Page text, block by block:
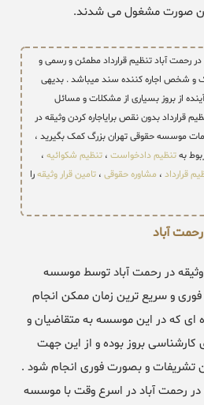
صورت مشغول می شدند.
در رحمت آباد تنظیم قرارداد مطمئن و رسمی و
شخص اجاره کننده سند میباشد . بدیهی
از بروز بسیاری از مشکلات و مسائل
قرارداد بدون نقص برایاجاره کردن وثیقه در
موسسه حقوقی تهران بزرگ کمک بگیرید ،
بهتنظیم دادخواست ، تنظیم شکوائیه ،
قرارداد ، مشاوره حقوقی ، تامین قرار وثیقهرا
آباد
وثیقه در رحمت آباد توسط موسسه
و سریع ترین زمان ممکن انجام
ای که در این موسسه به متقاضیان و
کارشناسی بروز بوده و از این جهت
تشریفات و بصورت فوری انجام شود .
در رحمت آباد در اسرع وقت با موسسه